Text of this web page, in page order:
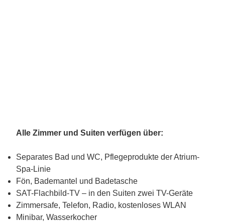
Alle Zimmer und Suiten verfügen über:
Separates Bad und WC, Pflegeprodukte der Atrium-
Spa-Linie
Fön, Bademantel und Badetasche
SAT-Flachbild-TV – in den Suiten zwei TV-Geräte
Zimmersafe, Telefon, Radio, kostenloses WLAN
Minibar, Wasserkocher